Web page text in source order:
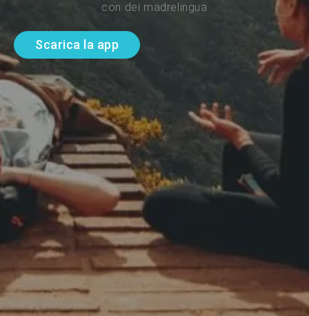
con dei madrelingua
Scarica la app